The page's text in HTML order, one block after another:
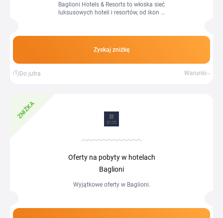
finalizacji rezerwacji.Baglioni Hotels & Resorts to włoska sieć
luksusowych hoteli i resortów, od ikon w
Zyskaj zniżkę
Do jutra Warunki
ZNIŻKA
Oferty na pobyty w hotelach
Baglioni
Wyjątkowe oferty w Baglioni.